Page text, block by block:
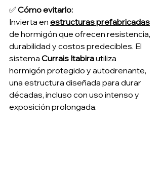
✅ Cómo evitarlo:
Invierta en estructuras prefabricadas
de hormigón que ofrecen resistencia,
durabilidad y costos predecibles. El
sistema Currais Itabira utiliza
hormigón protegido y autodrenante,
una estructura diseñada para durar
décadas, incluso con uso intenso y
exposición prolongada.